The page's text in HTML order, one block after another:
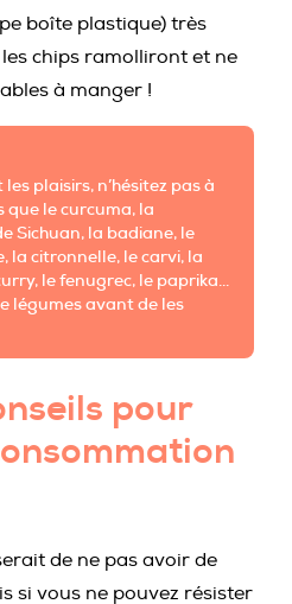
boîte plastique) très
chips ramolliront et ne
à manger !
plaisirs, n’hésitez pas à
que le curcuma, la
Sichuan, la badiane, le
la citronnelle, le carvi, la
le fenugrec, le paprika…
légumes avant de les
pour
de ne pas avoir de
si vous ne pouvez résister